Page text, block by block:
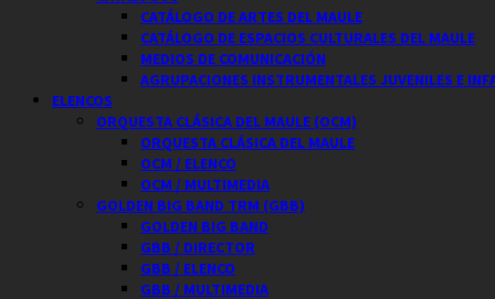
CATÁLOGO DE ARTES DEL MAULE
CATÁLOGO DE ESPACIOS CULTURALES DEL MAULE
MEDIOS DE COMUNICACIÓN
AGRUPACIONES INSTRUMENTALES JUVENILES E
ELENCOS
ORQUESTA CLÁSICA DEL MAULE (OCM)
ORQUESTA CLÁSICA DEL MAULE
OCM / ELENCO
OCM / MULTIMEDIA
GOLDEN BIG BAND TRM (GBB)
GOLDEN BIG BAND
GBB / DIRECTOR
GBB / ELENCO
GBB / MULTIMEDIA